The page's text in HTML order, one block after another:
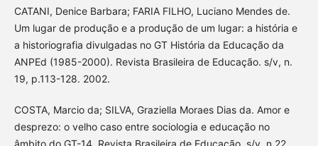
CATANI, Denice Barbara; FARIA FILHO, Luciano Mendes de.
Um lugar de produção e a produção de um lugar: a história e
a historiografia divulgadas no GT História da Educação da
ANPEd (1985-2000). Revista Brasileira de Educação. s/v, n.
19, p.113-128. 2002.
COSTA, Marcio da; SILVA, Graziella Moraes Dias da. Amor e
desprezo: o velho caso entre sociologia e educação no